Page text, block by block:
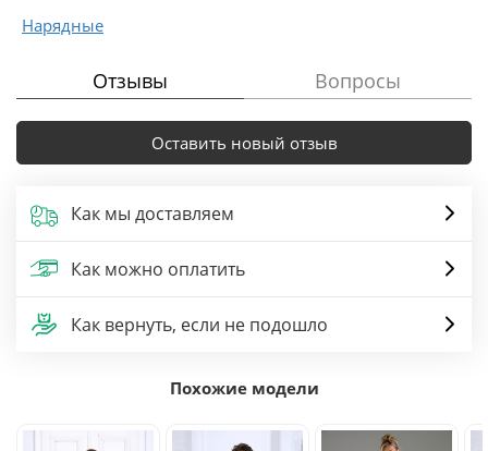
Нарядные
Отзывы Вопросы
Оставить новый отзыв
Как мы доставляем
Как можно оплатить
Как вернуть, если не подошло
Похожие модели